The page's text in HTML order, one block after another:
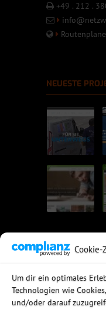
Cookie-
Um dir ein optimales
Technologien wie
und/oder darauf
+49 . 212 .
NEUESTE
Rechtssichere
MDaemon